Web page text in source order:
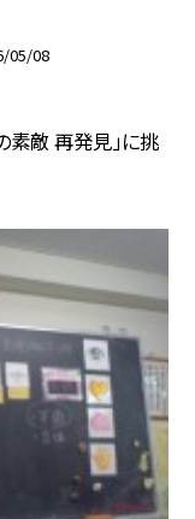
05/08
素敵 再発見」に挑